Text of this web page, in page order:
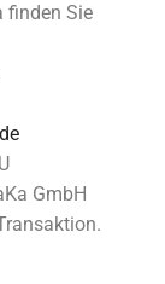
finden Sie
GmbH